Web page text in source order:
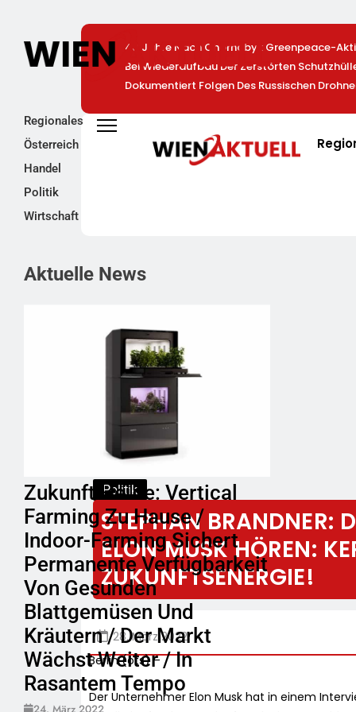
40 Jahre Nach Chornobyl: Greenpeace-
Bei Wiederaufbau Der Zerstörten
Dokumentiert Folgen Des Russischen
Regionales
Österreich
Handel
Politik
Wirtschaft
Aktuelle News
Zukunft Heute: Vertical
Farming Zu Hause /
Indoor-Farming Sichert
Permanente Verfügbarkeit
Von Gesunden
Blattgemüsen Und
Kräutern / Der Markt
Wächst Weiter / In
Rasantem Tempo
Politik
STEPHAN BRANDNER:
ELON MUSK HÖREN:
ZUKUNFTSENERGIE!
28. März 2022
Berlin (ots) –
Der Unternehmer Elon Musk hat in einem